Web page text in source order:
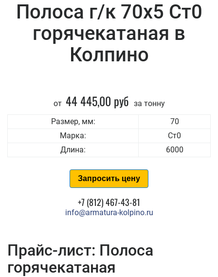
Полоса г/к 70x5 Ст0
горячекатаная в
Колпино
от 44 445,00 руб за тонну
Размер, мм:
70
Марка:
Ст0
Длина:
6000
Запросить цену
+7 (812) 467-43-81
info@armatura-kolpino.ru
Прайс-лист: Полоса
горячекатаная